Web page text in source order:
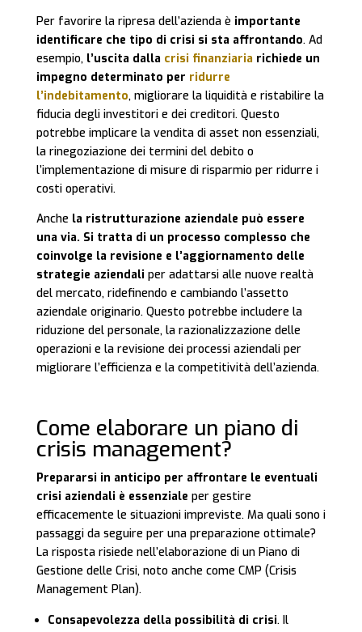
Per favorire la ripresa dell’azienda è importante
identificare che tipo di crisi si sta affrontando. Ad
esempio, l’uscita dalla crisi finanziaria richiede un
impegno determinato per ridurre
l’indebitamento, migliorare la liquidità e ristabilire la
fiducia degli investitori e dei creditori. Questo
potrebbe implicare la vendita di asset non essenziali,
la rinegoziazione dei termini del debito o
l’implementazione di misure di risparmio per ridurre i
costi operativi.
Anche la ristrutturazione aziendale può essere
una via. Si tratta di un processo complesso che
coinvolge la revisione e l’aggiornamento delle
strategie aziendali per adattarsi alle nuove realtà
del mercato, ridefinendo e cambiando l’assetto
aziendale originario. Questo potrebbe includere la
riduzione del personale, la razionalizzazione delle
operazioni e la revisione dei processi aziendali per
migliorare l’efficienza e la competitività dell’azienda.
Come elaborare un piano di
crisis management?
Prepararsi in anticipo per affrontare le eventuali
crisi aziendali è essenziale per gestire
efficacemente le situazioni impreviste. Ma quali sono i
passaggi da seguire per una preparazione ottimale?
La risposta risiede nell’elaborazione di un Piano di
Gestione delle Crisi, noto anche come CMP (Crisis
Management Plan).
Consapevolezza della possibilità di crisi. Il